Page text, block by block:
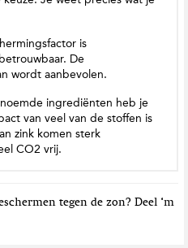
is
De
wordt aanbevolen.
ingrediënten heb je
van veel van de stoffen is
zink komen sterk
CO2 vrij.
tegen de zon? Deel ‘m